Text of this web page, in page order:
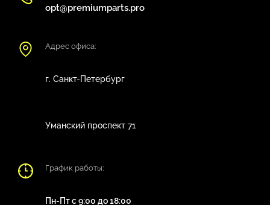
opt@premiumparts.pro
г. Санкт-Петербург
Уманский проспект 71
Адрес офиса:
График работы:
Пн-Пт с 9:00 до 18:00